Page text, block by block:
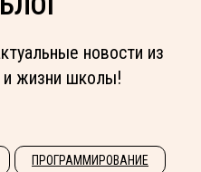
новости из
и жизни школы!
ПРОГРАММИРОВАНИЕ